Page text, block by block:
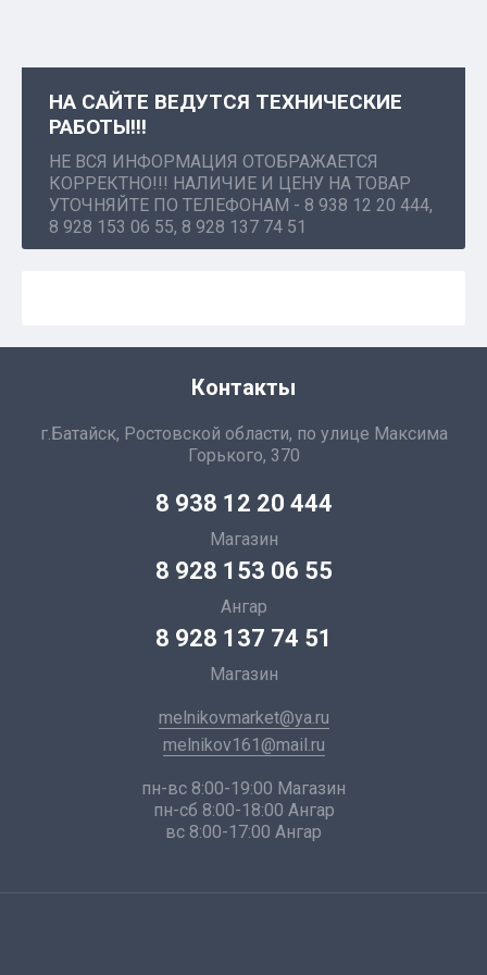
НА САЙТЕ ВЕДУТСЯ ТЕХНИЧЕСКИЕ
РАБОТЫ!!!
НЕ ВСЯ ИНФОРМАЦИЯ ОТОБРАЖАЕТСЯ
КОРРЕКТНО!!! НАЛИЧИЕ И ЦЕНУ НА ТОВАР
УТОЧНЯЙТЕ ПО ТЕЛЕФОНАМ - 8 938 12 20 444,
8 928 153 06 55, 8 928 137 74 51
Контакты
г.Батайск, Ростовской области, по улице Максима
Горького, 370
8 938 12 20 444
Магазин
8 928 153 06 55
Ангар
8 928 137 74 51
Магазин
melnikovmarket@ya.ru
melnikov161@mail.ru
пн-вс 8:00-19:00 Магазин
пн-сб 8:00-18:00 Ангар
вс 8:00-17:00 Ангар